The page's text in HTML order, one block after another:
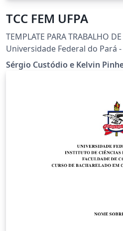
TCC FEM UFPA
TEMPLATE PARA TRABALHO
Universidade Federal do Pará
Idealizado por Sérgio Custódio
Baseado no projeto De: Diego Marczal e Michael
Sérgio Custódio e Kelvin